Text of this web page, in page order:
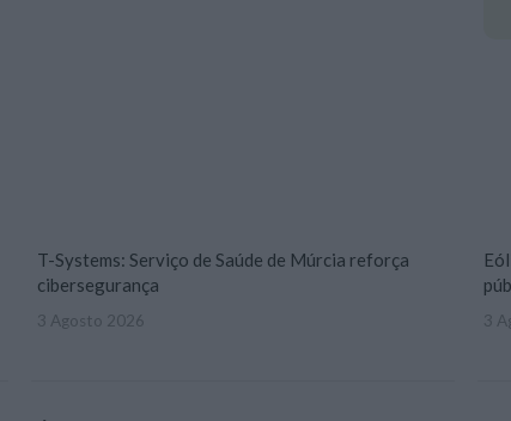
T-Systems: Serviço de Saúde de Múrcia reforça
cibersegurança
3 Agosto 2026 3